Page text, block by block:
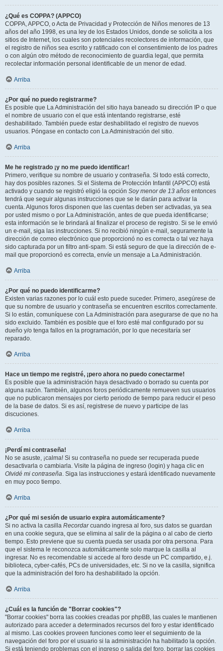
¿Qué es COPPA? (APPCO)
COPPA, APPCO, o Acta de Privacidad y Protección de Niños menores de 13
años del año 1998, es una ley de los Estados Unidos, donde se solicita a los
sitios de Internet, los cuales son potenciales recolectores de información, que
el registro de niños sea escrito y ratificado con el consentimiento de los padres
o con algún otro método de reconocimiento de guardia legal, que permita
recolectar información personal identificable de un menor de edad.
Arriba
¿Por qué no puedo registrarme?
Es posible que La Administración del sitio haya baneado su dirección IP o que
el nombre de usuario con el que está intentando registrarse, esté
deshabilitado. También puede estar deshabilitado el registro de nuevos
usuarios. Póngase en contacto con La Administración del sitio.
Arriba
Me he registrado ¡y no me puedo identificar!
Primero, verifique su nombre de usuario y contraseña. Si todo está correcto,
hay dos posibles razones. Si el Sistema de Protección Infantil (APPCO) está
activado y cuando se registró eligió la opción Soy menor de 13 años entonces
tendrá que seguir algunas instrucciones que se le darán para activar la
cuenta. Algunos foros disponen que las cuentas deben ser activadas, ya sea
por usted mismo o por La Administración, antes de que pueda identificarse;
esta información se le brindará al finalizar el proceso de registro. Si se le envió
un e-mail, siga las instrucciones. Si no recibió ningún e-mail, seguramente la
dirección de correo electrónico que proporcionó no es correcta o tal vez haya
sido capturada por un filtro anti-spam. Si está seguro de que la dirección de e-
mail que proporcionó es correcta, envíe un mensaje a La Administración.
Arriba
¿Por qué no puedo identificarme?
Existen varias razones por lo cuál esto puede suceder. Primero, asegúrese de
que su nombre de usuario y contraseña se encuentren escritos correctamente.
Si lo están, comuníquese con La Administración para asegurarse de que no ha
sido excluido. También es posible que el foro esté mal configurado por su
dueño y/o tenga fallos en la programación, por lo que necesitaría ser
reparado.
Arriba
Hace un tiempo me registré, ¡pero ahora no puedo conectarme!
Es posible que la administración haya desactivado o borrado su cuenta por
alguna razón. También, algunos foros periódicamente remueven sus usuarios
que no publicaron mensajes por cierto periodo de tiempo para reducir el peso
de la base de datos. Si es así, registrese de nuevo y participe de las
discuciones.
Arriba
¡Perdí mi contraseña!
No se asuste, ¡calma! Si su contraseña no puede ser recuperada puede
desactivarla o cambiarla. Visite la página de ingreso (login) y haga clic en
Olvidé mi contraseña. Siga las instrucciones y estará identificado nuevamente
en muy poco tiempo.
Arriba
¿Por qué mi sesión de usuario expira automáticamente?
Si no activa la casilla Recordarcuando ingresa al foro, sus datos se guardan
en una cookie segura, que se elimina al salir de la página o al cabo de cierto
tiempo. Esto previene que su cuenta pueda ser usada por otra persona. Para
que el sistema le reconozca automáticamente solo marque la casilla al
ingresar. No es recomendable si accede al foro desde un PC compartido, e.j.
biblioteca, cyber-cafés, PCs de universidades, etc. Si no ve la casilla, significa
que la administración del foro ha deshabilitado la opción.
Arriba
¿Cuál es la función de "Borrar cookies"?
"Borrar cookies" borra las cookies creadas por phpBB, las cuales le mantienen
autorizado para acceder a determinados recursos del foro y estar identificado
al mismo. Las cookies proveen funciones como leer el seguimiento de la
navegación del foro por el usuario si la administración ha habilitado la opción.
Si está teniendo problemas con el ingreso o salida del foro, borrar las cookies